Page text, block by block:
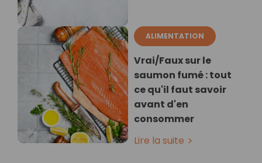
ALIMENTATION
Vrai/Faux sur le
saumon fumé : tout
ce qu'il faut savoir
avant d'en
consommer
Lire la suite